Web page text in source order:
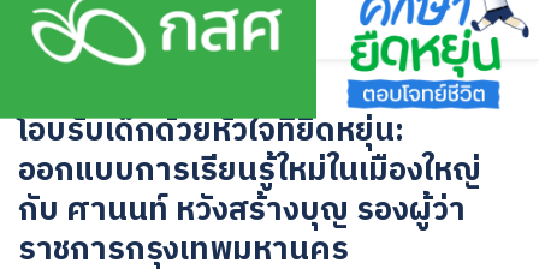
Skip
โอบรับเด็กด้วยหัวใจที่ยืดหยุ่น:
ออกแบบการเรียนรู้ใหม่ในเมืองใหญ่
กับ ศานนท์ หวังสร้างบุญ รองผู้ว่า
ราชการกรุงเทพมหานคร